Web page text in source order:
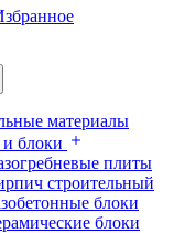
материалы
блоки
плиты
строительный
блоки
блоки